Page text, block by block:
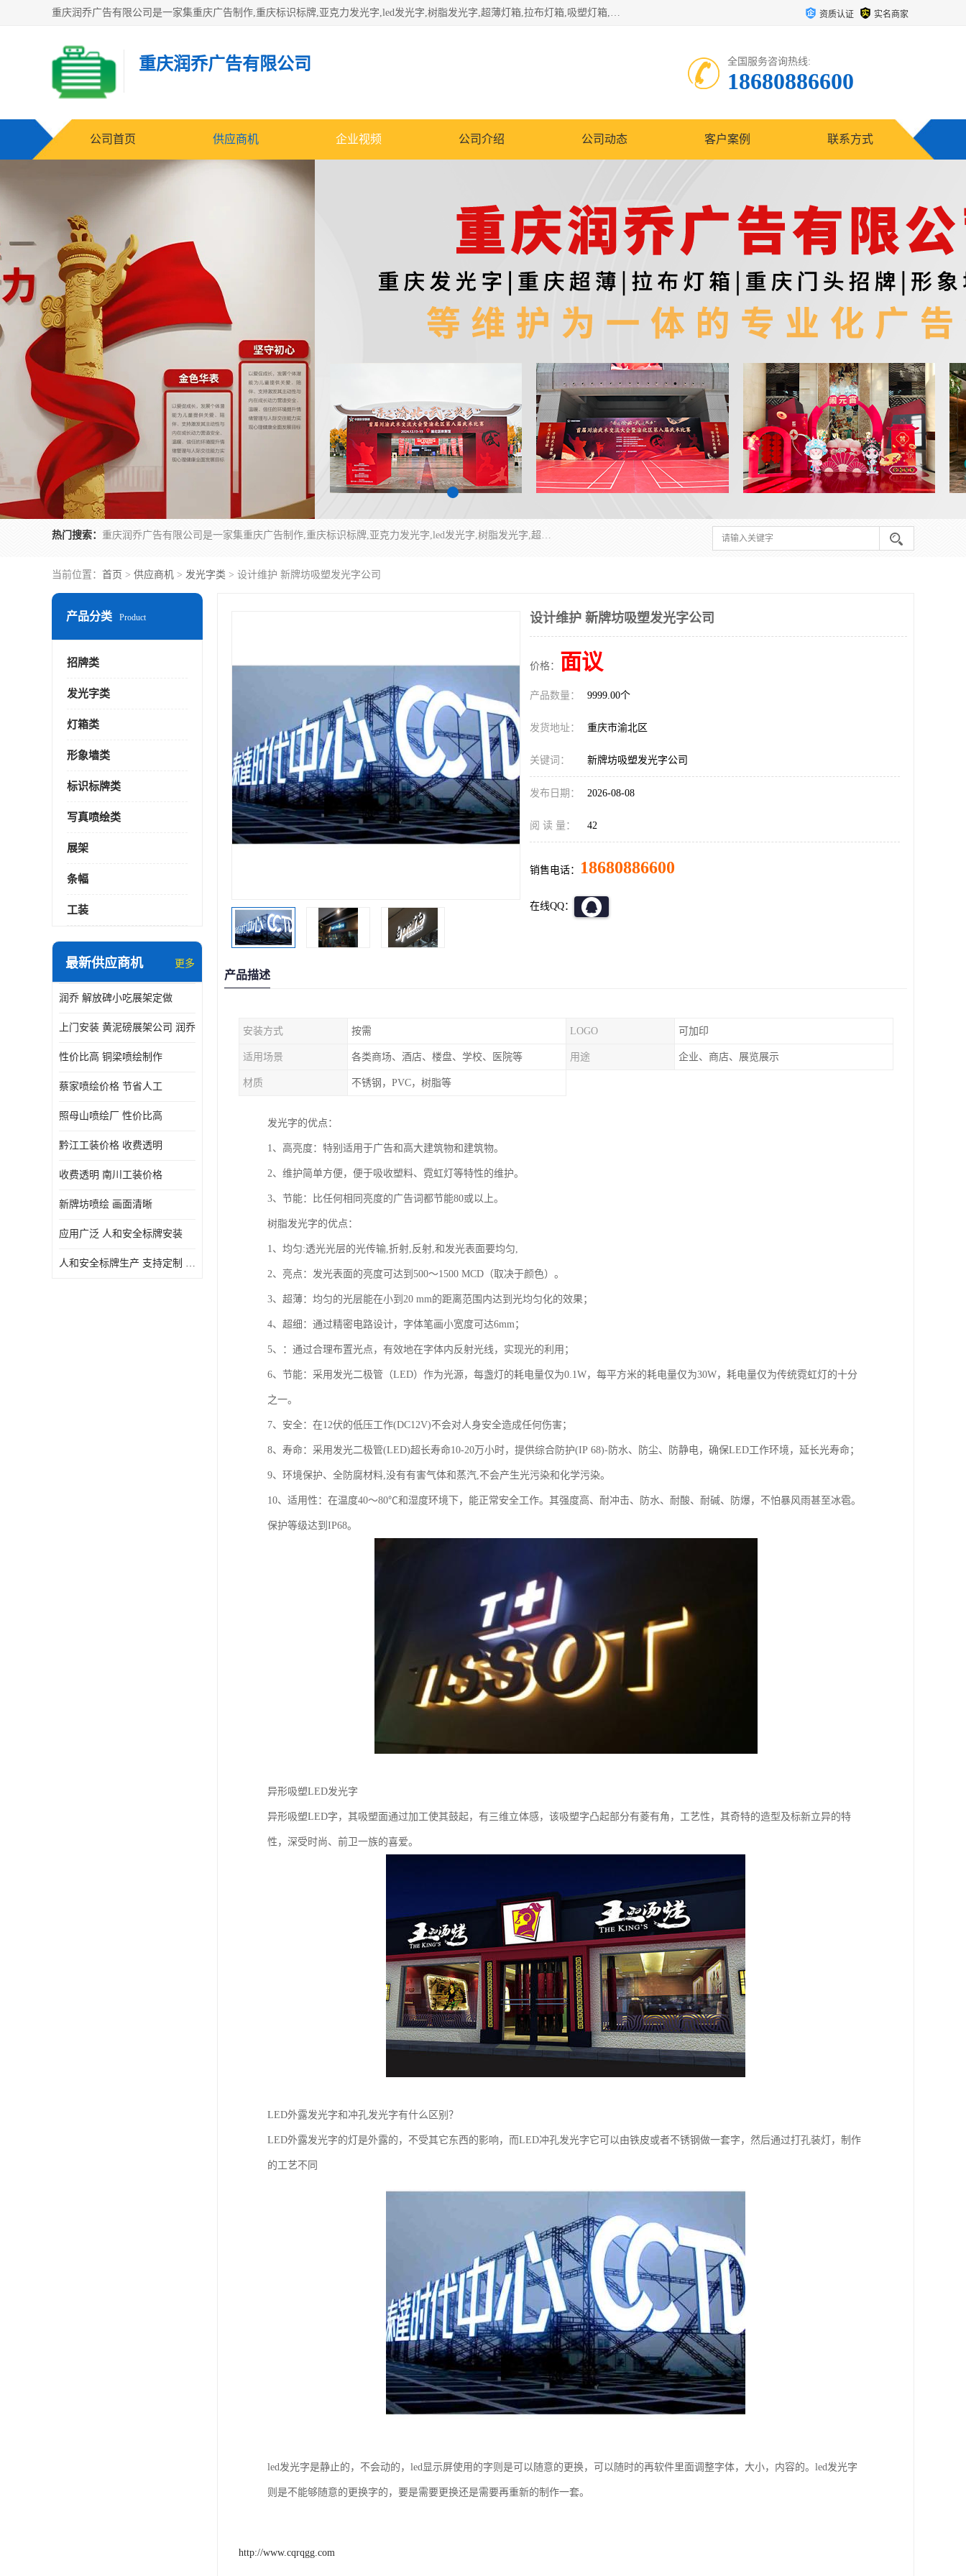
重庆润乔广告有限公司是一家集重庆广告制作,重庆标识标牌,亚克力发光字,led发光字,树脂发光字,超薄灯箱,拉布灯箱,吸塑灯箱,门头招牌,企业形象墙,写真喷绘,x展架,拉网展架,广告展架,条幅,锦旗设计,制作,施工,维护为一体的专业化广告公司. 资质认证 实名商家
重庆润乔广告有限公司 全国服务咨询热线:
18680886600
公司首页 供应商机 企业视频 公司介绍 公司动态 客户案例 联系方式
热门搜索： 重庆润乔广告有限公司是一家集重庆广告制作,重庆标识标牌,亚克力发光字,led发光字,树脂发光字,超薄灯箱,拉布灯箱,吸塑灯箱,门头招牌,企业形象墙,写真喷绘,x展架,拉网展架,广告展架,条幅,锦旗设计,制作,施工,维护为一体的专业化广告公司.
当前位置： 首页 > 供应商机 > 发光字类 > 设计维护 新牌坊吸塑发光字公司
产品分类 Product
招牌类
发光字类
灯箱类
形象墙类
标识标牌类
写真喷绘类
展架
条幅
工装
最新供应商机 更多
润乔 解放碑小吃展架定做
上门安装 黄泥磅展架公司 润乔
性价比高 铜梁喷绘制作
蔡家喷绘价格 节省人工
照母山喷绘厂 性价比高
黔江工装价格 收费透明
收费透明 南川工装价格
新牌坊喷绘 画面清晰
应用广泛 人和安全标牌安装
人和安全标牌生产 支持定制 润乔
设计维护 新牌坊吸塑发光字公司
价格： 面议
产品数量： 9999.00个
发货地址： 重庆市渝北区
关键词： 新牌坊吸塑发光字公司
发布日期： 2026-08-08
阅 读 量： 42
销售电话： 18680886600
在线QQ：
产品描述
安装方式 按需 LOGO 可加印
适用场景 各类商场、酒店、楼盘、学校、医院等 用途 企业、商店、展览展示
材质 不锈钢，PVC，树脂等
发光字的优点：
1、高亮度：特别适用于广告和高大建筑物和建筑物。
2、维护简单方便，便于吸收塑料、霓虹灯等特性的维护。
3、节能：比任何相同亮度的广告词都节能80或以上。
树脂发光字的优点：
1、均匀:透光光层的光传输,折射,反射,和发光表面要均匀,
2、亮点：发光表面的亮度可达到500～1500 MCD（取决于颜色）。
3、超薄：均匀的光层能在小到20 mm的距离范围内达到光均匀化的效果；
4、超细：通过精密电路设计，字体笔画小宽度可达6mm；
5、：通过合理布置光点，有效地在字体内反射光线，实现光的利用；
6、节能：采用发光二极管（LED）作为光源，每盏灯的耗电量仅为0.1W，每平方米的耗电量仅为30W，耗电量仅为传统霓虹灯的十分
之一。
7、安全：在12伏的低压工作(DC12V)不会对人身安全造成任何伤害；
8、寿命：采用发光二极管(LED)超长寿命10-20万小时，提供综合防护(IP 68)-防水、防尘、防静电，确保LED工作环境，延长光寿命；
9、环境保护、全防腐材料,没有有害气体和蒸汽,不会产生光污染和化学污染。
10、适用性：在温度40～80℃和湿度环境下，能正常安全工作。其强度高、耐冲击、防水、耐酸、耐碱、防爆，不怕暴风雨甚至冰雹。
保护等级达到IP68。
异形吸塑LED发光字
异形吸塑LED字，其吸塑面通过加工使其鼓起，有三维立体感，该吸塑字凸起部分有菱有角，工艺性，其奇特的造型及标新立异的特
性，深受时尚、前卫一族的喜爱。
LED外露发光字和冲孔发光字有什么区别？
LED外露发光字的灯是外露的，不受其它东西的影响，而LED冲孔发光字它可以由铁皮或者不锈钢做一套字，然后通过打孔装灯，制作
的工艺不同
led发光字是静止的，不会动的，led显示屏使用的字则是可以随意的更换，可以随时的再软件里面调整字体，大小，内容的。led发光字
则是不能够随意的更换字的，要是需要更换还是需要再重新的制作一套。
http://www.cqrqgg.com